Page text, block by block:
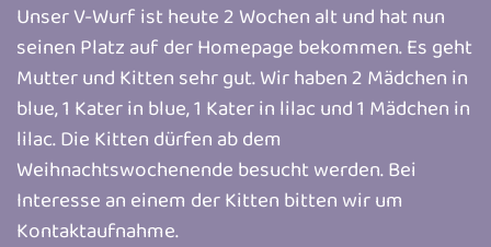
Unser V-Wurf ist heute 2 Wochen alt und hat nun
seinen Platz auf der Homepage bekommen. Es geht
Mutter und Kitten sehr gut. Wir haben 2 Mädchen in
blue, 1 Kater in blue, 1 Kater in lilac und 1 Mädchen in
lilac. Die Kitten dürfen ab dem
Weihnachtswochenende besucht werden. Bei
Interesse an einem der Kitten bitten wir um
Kontaktaufnahme.